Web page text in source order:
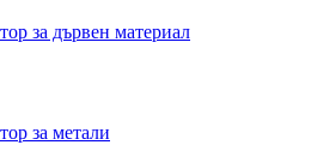
за дървен материал
за метали